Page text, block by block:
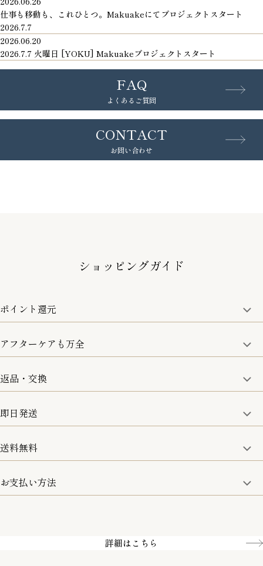
仕事も移動も、これひとつ。Makuakeにてプロジェクトスタート
2026.7.7
2026.06.20
2026.7.7 火曜日 [YOKU] Makuakeプロジェクトスタート
FAQ
よくあるご質問
CONTACT
お問い合わせ
ショッピングガイド
ポイント還元
商品金額の10%をポイント還元いたします。
アフターケアも万全
取り扱い商品はすべて正規品となります。
修理などのご相談に関しましては、責任を持って対応させてい
ただきます。
返品・交換
8日以内なら、返品・交換も可能です。
即日発送
15:00までのご注文は即日発送
お取寄せ商品を除く
送料無料
5,500円(税込)以上で全国送料無料となります。
お支払い方法
詳細はこちら